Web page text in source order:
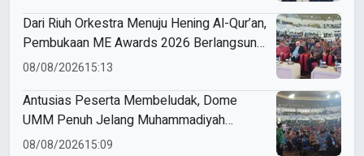
Dari Riuh Orkestra Menuju Hening Al-Qur’an,
Pembukaan ME Awards 2026 Berlangsung
Khidmat
08/08/202615:13
Antusias Peserta Membeludak, Dome
UMM Penuh Jelang Muhammadiyah
Education Awards 2026
08/08/202615:09